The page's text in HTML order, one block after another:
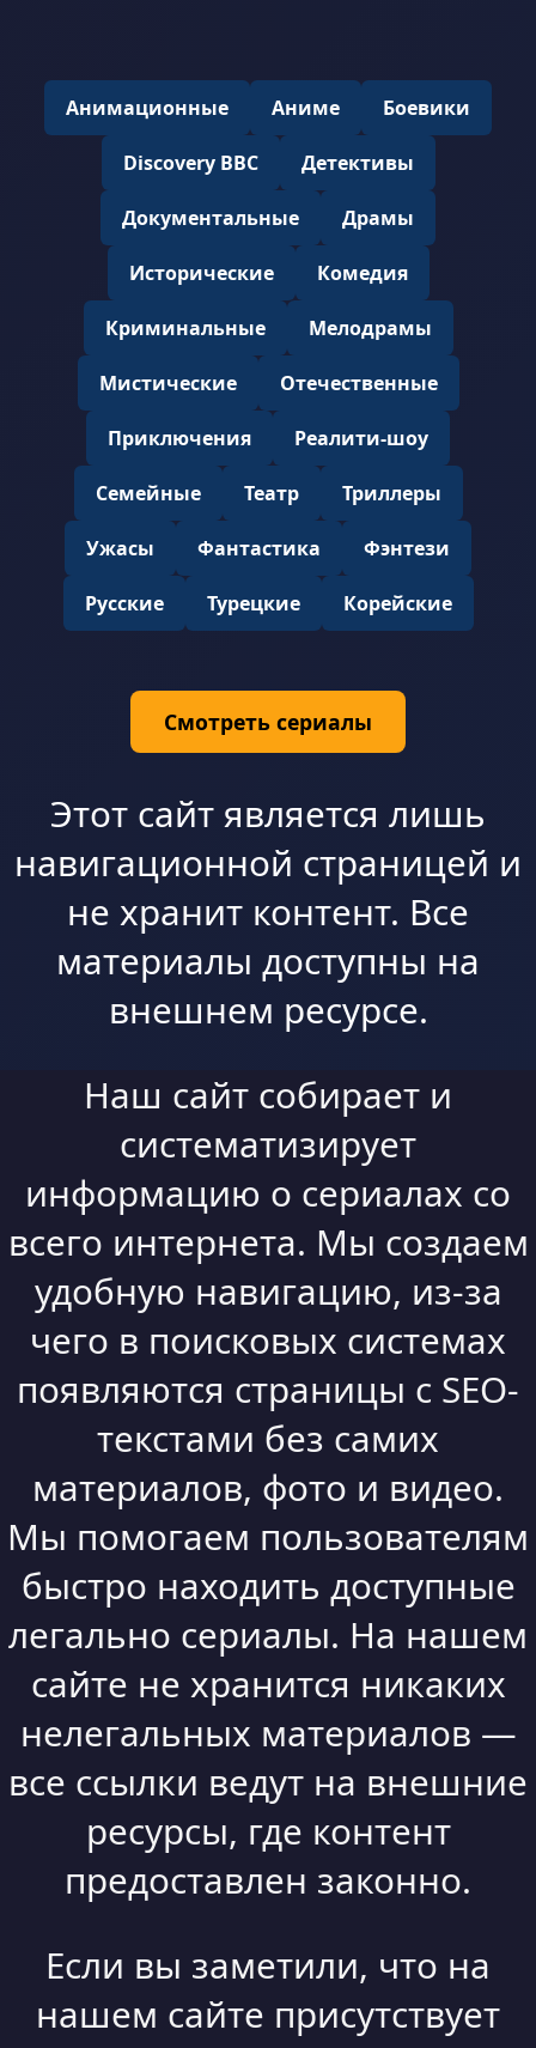
Анимационные Аниме Боевики
Discovery BBC Детективы
Документальные Драмы
Исторические Комедия
Криминальные Мелодрамы
Мистические Отечественные
Приключения Реалити-шоу
Семейные Театр Триллеры
Ужасы Фантастика Фэнтези
Русские Турецкие Корейские
Смотреть сериалы
Этот сайт является лишь
навигационной страницей и
не хранит контент. Все
материалы доступны на
внешнем ресурсе.
Наш сайт собирает и
систематизирует
информацию о сериалах со
всего интернета. Мы создаем
удобную навигацию, из-за
чего в поисковых системах
появляются страницы с SEO-
текстами без самих
материалов, фото и видео.
Мы помогаем пользователям
быстро находить доступные
легально сериалы. На нашем
сайте не хранится никаких
нелегальных материалов —
все ссылки ведут на внешние
ресурсы, где контент
предоставлен законно.
Если вы заметили, что на
нашем сайте присутствует